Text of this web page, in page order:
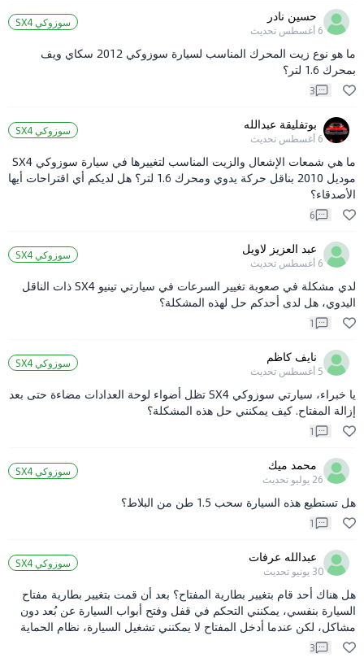
تأكد من حالة القابض، فقد يكون هناك حاجة لضبطه أو تغييره إذا كان
مستهلكاً. 4. **استشارة ميكانيكي محترف**: إذا لم تحل المشكلة بعد هذه
الخطوات، يُفضل أن تراجع ميكانيكي محترف لفحص السيارة بشكل دقيق.
حسين نادر
6 أغسطس تحديث
سوزوكي SX4
ما هو نوع زيت المحرك المناسب لسيارة سوزوكي 2012 سكاي ويف
بمحرك 1.6 لتر؟
3
بوتفليقة عبدالله
6 أغسطس تحديث
سوزوكي SX4
ما هي شمعات الإشعال والزيت المناسب لتغييرها في سيارة سوزوكي SX4
موديل 2010 بناقل حركة يدوي ومحرك 1.6 لتر؟ هل لديكم أي اقتراحات أيها
الأصدقاء؟
6
عبد العزيز لاويل
6 أغسطس تحديث
سوزوكي SX4
لدي مشكلة في صعوبة تغيير السرعات في سيارتي تينيو SX4 ذات الناقل
اليدوي، هل لدى أحدكم حل لهذه المشكلة؟
1
نايف كاظم
5 أغسطس تحديث
سوزوكي SX4
يا خبراء، سيارتي سوزوكي SX4 تظل أضواء لوحة العدادات مضاءة حتى بعد
إزالة المفتاح. كيف يمكنني حل هذه المشكلة؟
1
محمد ميك
26 يوليو تحديث
سوزوكي SX4
هل تستطيع هذه السيارة سحب 1.5 طن من البلاط؟
1
عبدالله عرفات
30 يونيو تحديث
سوزوكي SX4
هل هناك أحد قام بتغيير بطارية المفتاح؟ بعد أن قمت بتغيير بطارية مفتاح
السيارة بنفسي، يمكنني التحكم في قفل وفتح أبواب السيارة عن بُعد دون
مشاكل، لكن عندما أدخل المفتاح لا يمكنني تشغيل السيارة، نظام الحماية
من السرقة لم يتصل. هل يعرف أحد كيف يمكن حل هذه المشكلة؟
3